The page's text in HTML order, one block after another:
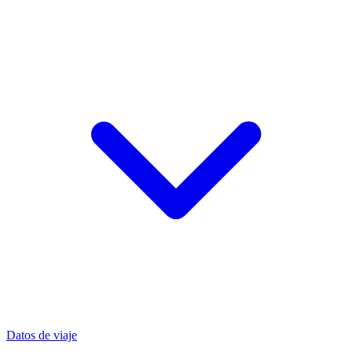
Datos de viaje